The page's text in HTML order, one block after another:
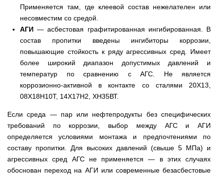
Применяется там, где клеевой состав нежелателен или
несовместим со средой.
АГИ — асбестовая графитированная ингибированная. В
состав пропитки введены ингибиторы коррозии,
повышающие стойкость к ряду агрессивных сред. Имеет
более широкий диапазон допустимых давлений и
температур по сравнению с АГС. Не является
коррозионно-активной в контакте со сталями 20Х13,
08Х18Н10Т, 14Х17Н2, ХН35ВТ.
Если среда — пар или нефтепродукты без специфических
требований по коррозии, выбор между АГС и АГИ
определяется условиями монтажа и предпочтениями по
составу пропитки. Для высоких давлений (свыше 5 МПа) и
агрессивных сред АГС не применяется — в этих случаях
обоснован переход на АГИ или современные безасбестовые